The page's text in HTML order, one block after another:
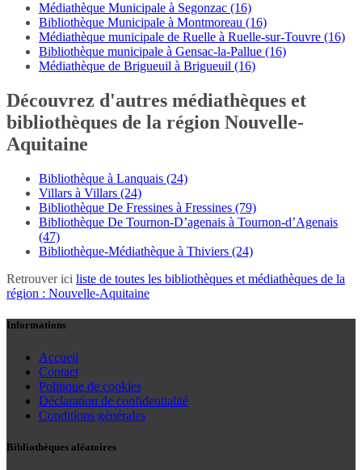
Médiathèque Municipale à Segonzac (16)
Bibliothèque Municipale à Montmoreau (16)
Médiathèque municipale de Ruelle à Ruelle-sur-Touvre (16)
Bibliothèque municipale à Gensac-la-Pallue (16)
Médiathèque de Brigueuil à Brigueuil (16)
Découvrez d'autres médiathèques et
bibliothèques de la région Nouvelle-
Aquitaine
Bibliothèque à Lanquais (24)
Villars à Villars (24)
Bibliothèque De Fressines à Fressines (79)
Bibliothèque De Tournon-D’agenais à Tournon-d’Agenais
(47)
Bibliothèque-Médiathèque à Thiviers (24)
Retrouver ici liste de toutes les bibliothèques et médiathèques de la
région : Nouvelle-Aquitaine
Informations
Accueil
Contact
Politique de cookies
Déclaration de confidentialité
Conditions générales
Bibliothèques aléatoires